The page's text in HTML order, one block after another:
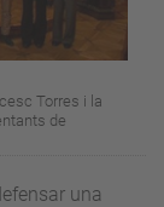
Torres i la
de
una